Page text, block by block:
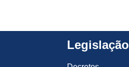
Legislação